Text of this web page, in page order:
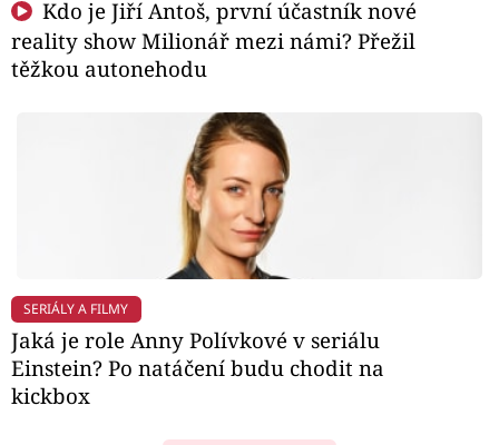
Kdo je Jiří Antoš, první účastník nové
reality show Milionář mezi námi? Přežil
těžkou autonehodu
SERIÁLY A FILMY
Jaká je role Anny Polívkové v seriálu
Einstein? Po natáčení budu chodit na
kickbox